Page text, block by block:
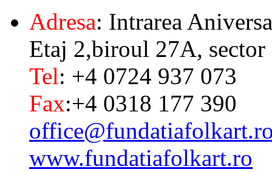
Adresa: Intrarea
Etaj 2,biroul 27A, sector
Tel: +4 0724 937 073
Fax:+4 0318 177 390
www.fundatiafolkart.ro